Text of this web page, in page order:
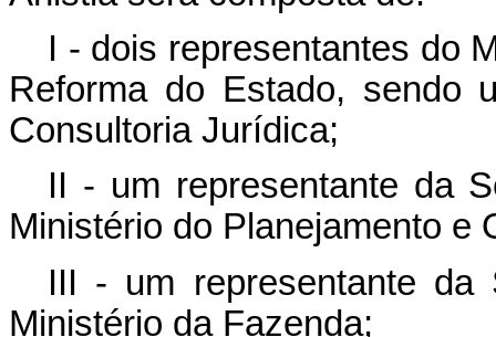
I - dois representantes do
Reforma do Estado, sendo
Consultoria Jurídica;
II - um representante da
Ministério do Planejamento e
III - um representante da
Ministério da Fazenda;